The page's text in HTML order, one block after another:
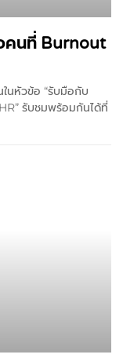
คนที่ Burnout
ในหัวข้อ “รับมือกับ
รับชมพร้อมกันได้ที่